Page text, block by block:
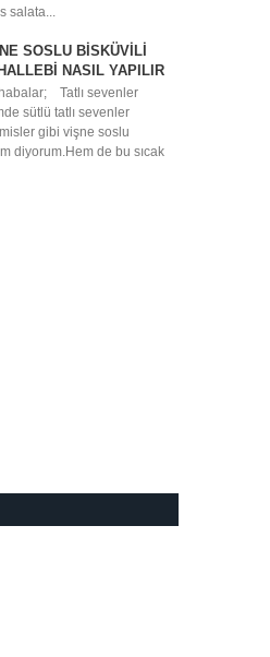
salata...
SOSLU BİSKÜVİLİ
NASIL YAPILIR
Tatlı sevenler
sütlü tatlı sevenler
gibi vişne soslu
diyorum.Hem de bu sıcak